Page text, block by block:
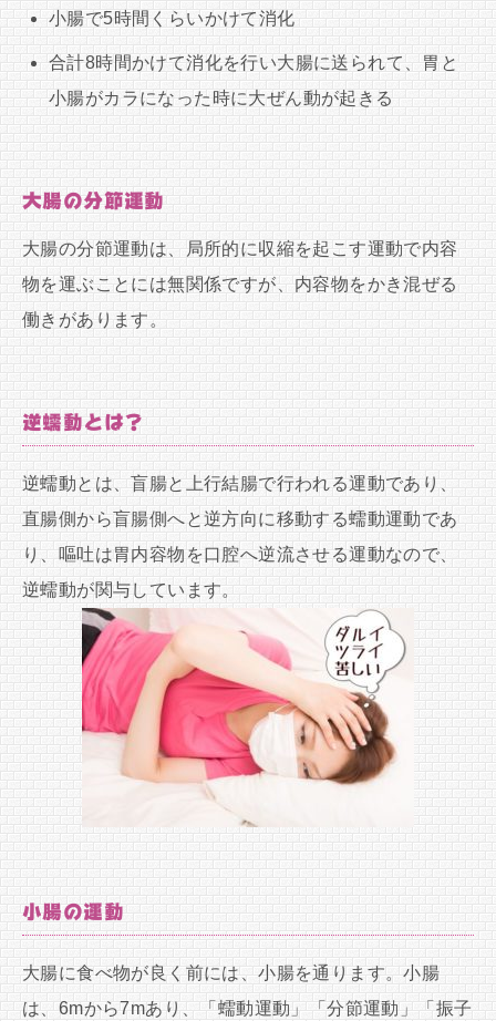
小腸で5時間くらいかけて消化
合計8時間かけて消化を行い大腸に送られて、胃と
小腸がカラになった時に大ぜん動が起きる
大腸の分節運動
大腸の分節運動は、局所的に収縮を起こす運動で内容
物を運ぶことには無関係ですが、内容物をかき混ぜる
働きがあります。
逆蠕動とは？
逆蠕動とは、盲腸と上行結腸で行われる運動であり、
直腸側から盲腸側へと逆方向に移動する蠕動運動であ
り、嘔吐は胃内容物を口腔へ逆流させる運動なので、
逆蠕動が関与しています。
小腸の運動
大腸に食べ物が良く前には、小腸を通ります。小腸
は、6mから7mあり、「蠕動運動」「分節運動」「振子